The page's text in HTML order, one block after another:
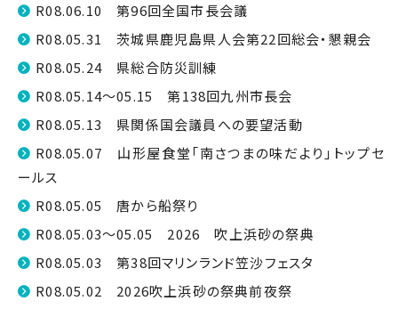
R08.06.10 第96回全国市長会議
R08.05.31 茨城県鹿児島県人会第22回総会・懇親会
R08.05.24 県総合防災訓練
R08.05.14～05.15 第138回九州市長会
R08.05.13 県関係国会議員への要望活動
R08.05.07 山形屋食堂「南さつまの味だより」トップセ
ールス
R08.05.05 唐から船祭り
R08.05.03～05.05 2026 吹上浜砂の祭典
R08.05.03 第38回マリンランド笠沙フェスタ
R08.05.02 2026吹上浜砂の祭典前夜祭